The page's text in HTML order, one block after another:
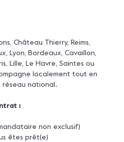
Château Thierry, Reims,
Lyon, Bordeaux, Cavaillon,
Lille, Le Havre, Saintes ou
localement tout en
national.
:
non exclusif)
êtes prêt(e)